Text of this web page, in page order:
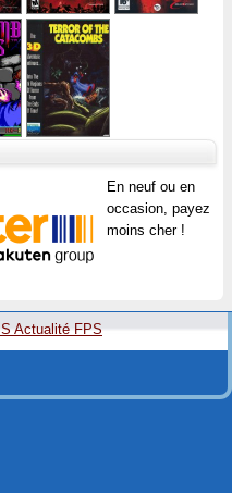
En neuf ou en
occasion, payez
moins cher !